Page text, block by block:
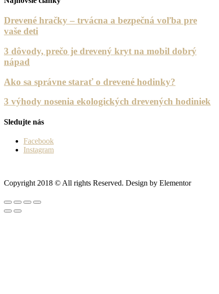
Drevené hračky – trvácna a bezpečná voľba pre
vaše deti
3 dôvody, prečo je drevený kryt na mobil dobrý
nápad
Ako sa správne starať o drevené hodinky?
3 výhody nosenia ekologických drevených hodiniek
Sledujte nás
Facebook
Instagram
Copyright 2018 © All rights Reserved. Design by Elementor